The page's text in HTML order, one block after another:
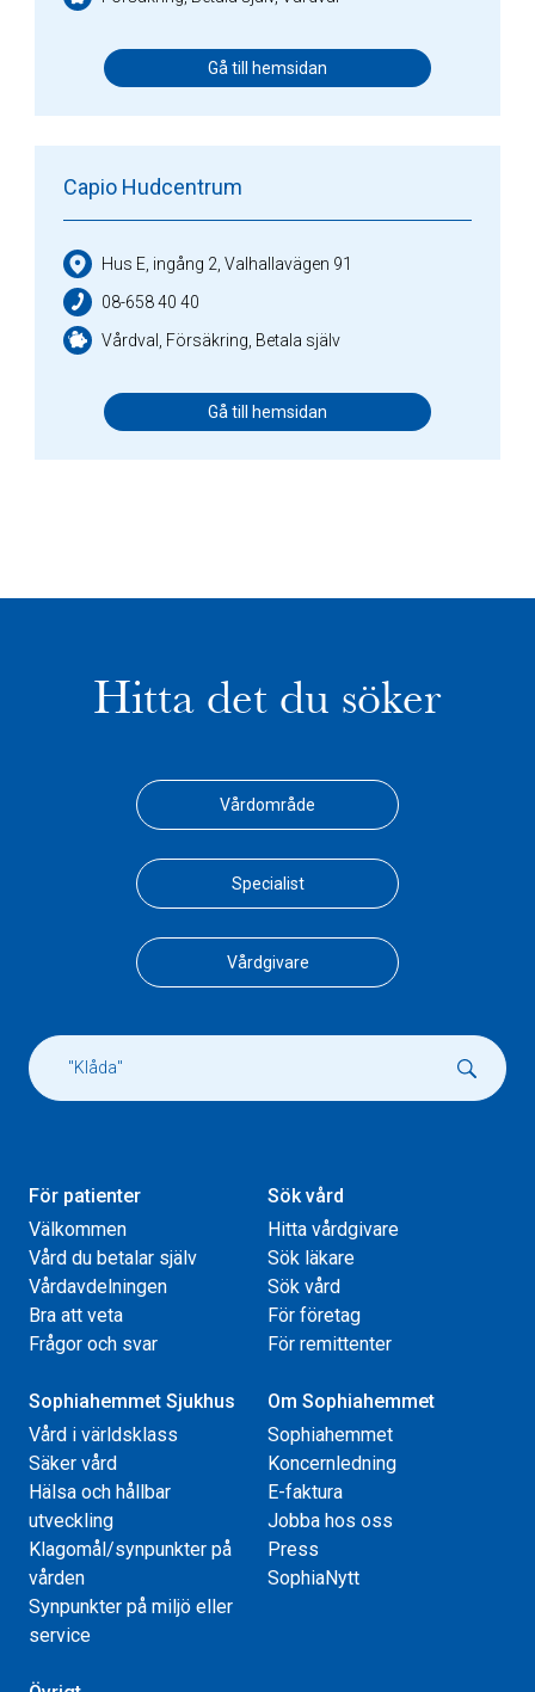
Gå till hemsidan
Capio Hudcentrum
Hus E, ingång 2, Valhallavägen 91
08-658 40 40
Vårdval, Försäkring, Betala själv
Gå till hemsidan
Hitta det du söker
Vårdområde
Specialist
Vårdgivare
För patienter
Välkommen
Vård du betalar själv
Vårdavdelningen
Bra att veta
Frågor och svar
Sök vård
Hitta vårdgivare
Sök läkare
Sök vård
För företag
För remittenter
Sophiahemmet Sjukhus
Vård i världsklass
Säker vård
Hälsa och hållbar
utveckling
Klagomål/synpunkter på
vården
Synpunkter på miljö eller
service
Om Sophiahemmet
Sophiahemmet
Koncernledning
E-faktura
Jobba hos oss
Press
SophiaNytt